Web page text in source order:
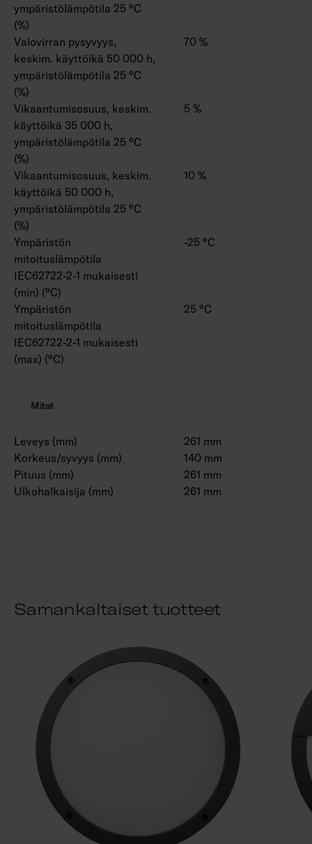
ympäristölämpötila 25 °C
(%)
Valovirran pysyvyys,
keskim. käyttöikä 50 000 h,
ympäristölämpötila 25 °C
(%)
70 %
Vikaantumisosuus, keskim.
käyttöikä 35 000 h,
ympäristölämpötila 25 °C
(%)
5 %
Vikaantumisosuus, keskim.
käyttöikä 50 000 h,
ympäristölämpötila 25 °C
(%)
10 %
Ympäristön
mitoituslämpötila
IEC62722-2-1 mukaisesti
(min) (°C)
-25 °C
Ympäristön
mitoituslämpötila
IEC62722-2-1 mukaisesti
(max) (°C)
25 °C
Mitat
Leveys (mm)
261 mm
Korkeus/syvyys (mm)
140 mm
Pituus (mm)
261 mm
Ulkohalkaisija (mm)
261 mm
Samankaltaiset tuotteet